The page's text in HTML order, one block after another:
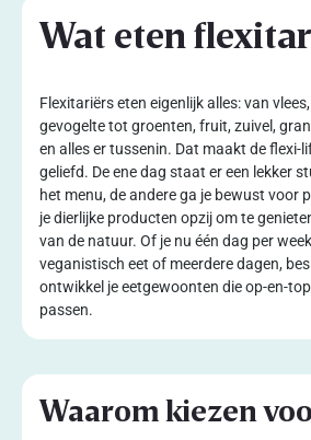
Wat eten
Flexitariërs eten eigenlijk alles: van
gevogelte tot groenten, fruit, zuivel,
en alles er tussenin. Dat maakt de flexi-
geliefd. De ene dag staat er een lekker
het menu, de andere ga je bewust voor
je dierlijke producten opzij om te
van de natuur. Of je nu één dag per
veganistisch eet of meerdere dagen,
ontwikkel je eetgewoonten die op-en-
passen.
Waarom kiezen